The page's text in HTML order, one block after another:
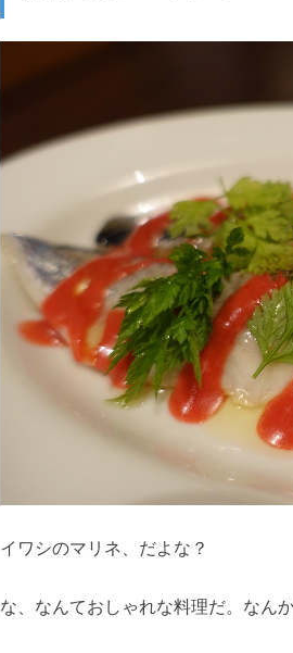
イワシのマリネ、だよな？
な、なんておしゃれな料理だ。なん